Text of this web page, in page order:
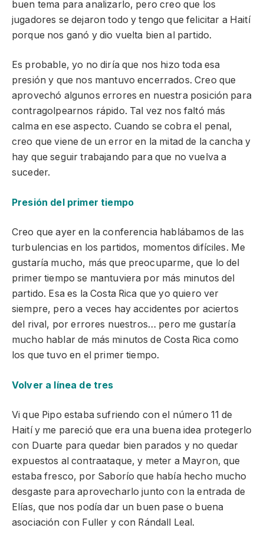
buen tema para analizarlo, pero creo que los
jugadores se dejaron todo y tengo que felicitar a Haití
porque nos ganó y dio vuelta bien al partido.
Es probable, yo no diría que nos hizo toda esa
presión y que nos mantuvo encerrados. Creo que
aprovechó algunos errores en nuestra posición para
contragolpearnos rápido. Tal vez nos faltó más
calma en ese aspecto. Cuando se cobra el penal,
creo que viene de un error en la mitad de la cancha y
hay que seguir trabajando para que no vuelva a
suceder.
Presión del primer tiempo
Creo que ayer en la conferencia hablábamos de las
turbulencias en los partidos, momentos difíciles. Me
gustaría mucho, más que preocuparme, que lo del
primer tiempo se mantuviera por más minutos del
partido. Esa es la Costa Rica que yo quiero ver
siempre, pero a veces hay accidentes por aciertos
del rival, por errores nuestros… pero me gustaría
mucho hablar de más minutos de Costa Rica como
los que tuvo en el primer tiempo.
Volver a línea de tres
Vi que Pipo estaba sufriendo con el número 11 de
Haití y me pareció que era una buena idea protegerlo
con Duarte para quedar bien parados y no quedar
expuestos al contraataque, y meter a Mayron, que
estaba fresco, por Saborío que había hecho mucho
desgaste para aprovecharlo junto con la entrada de
Elías, que nos podía dar un buen pase o buena
asociación con Fuller y con Rándall Leal.